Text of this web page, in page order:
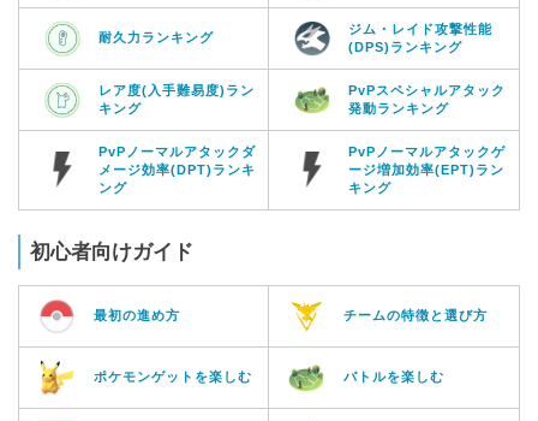
耐久力ランキング
ジム・レイド攻撃性能
(DPS)ランキング
レア度(入手難易度)ラン
キング
PvPスペシャルアタック
発動ランキング
PvPノーマルアタックダ
メージ効率(DPT)ランキ
ング
PvPノーマルアタックゲ
ージ増加効率(EPT)ラン
キング
初心者向けガイド
最初の進め方 チームの特徴と選び方
ポケモンゲットを楽しむ バトルを楽しむ